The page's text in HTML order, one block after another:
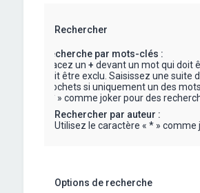
Rechercher
Recherche par mots-clés :
Placez un + devant un mot qui doit
doit être exclu. Saisissez une suite
crochets si uniquement un des
« * » comme joker pour des
Rechercher par auteur :
Utilisez le caractère « * » comme
Options de recherche